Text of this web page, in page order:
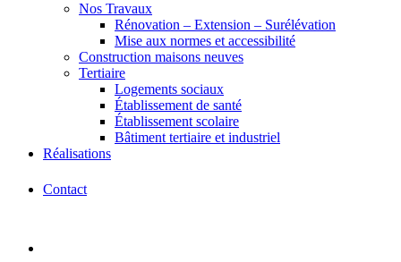
Nos Travaux
Rénovation – Extension – Surélévation
Mise aux normes et accessibilité
Construction maisons neuves
Tertiaire
Logements sociaux
Établissement de santé
Établissement scolaire
Bâtiment tertiaire et industriel
Réalisations
Contact